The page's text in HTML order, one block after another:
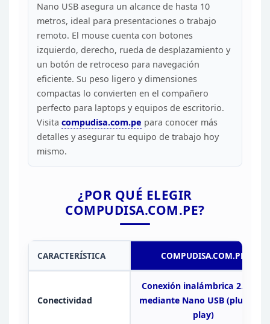
Nano USB asegura un alcance de hasta 10
metros, ideal para presentaciones o trabajo
remoto. El mouse cuenta con botones
izquierdo, derecho, rueda de desplazamiento y
un botón de retroceso para navegación
eficiente. Su peso ligero y dimensiones
compactas lo convierten en el compañero
perfecto para laptops y equipos de escritorio.
Visita compudisa.com.pe para conocer más
detalles y asegurar tu equipo de trabajo hoy
mismo.
¿POR QUÉ ELEGIR
COMPUDISA.COM.PE?
CARACTERÍSTICA COMPUDISA.COM.PE
Conectividad
Conexión inalámbrica 2.4GHz
mediante Nano USB (plug and
play)